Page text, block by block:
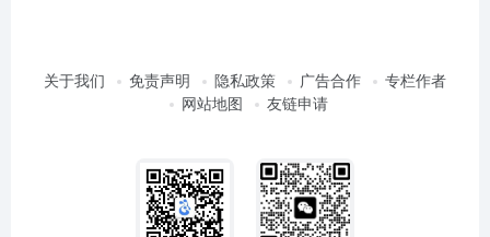
关于我们 免责声明 隐私政策 广告合作
专栏作者
网站地图
友链申请